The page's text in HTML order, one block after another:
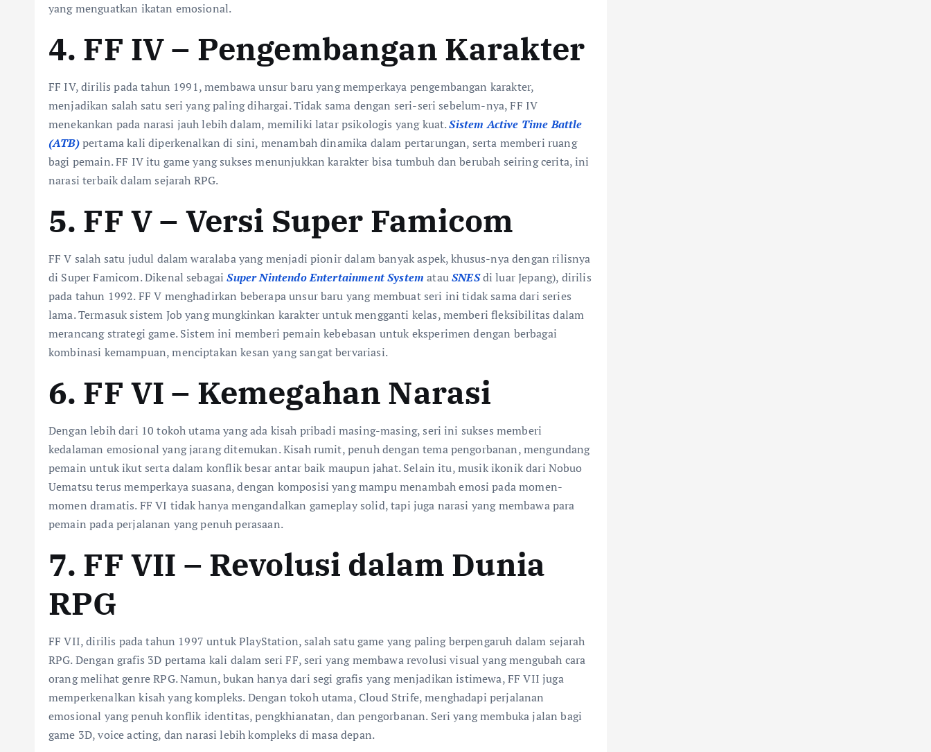
yang menguatkan ikatan emosional.
4. FF IV – Pengembangan Karakter
FF IV, dirilis pada tahun 1991, membawa unsur baru yang memperkaya pengembangan karakter,
menjadikan salah satu seri yang paling dihargai. Tidak sama dengan seri-seri sebelum-nya, FF IV
menekankan pada narasi jauh lebih dalam, memiliki latar psikologis yang kuat.Sistem Active Time Battle
(ATB)pertama kali diperkenalkan di sini, menambah dinamika dalam pertarungan, serta memberi ruang
bagi pemain. FF IV itu game yang sukses menunjukkan karakter bisa tumbuh dan berubah seiring cerita, ini
narasi terbaik dalam sejarah RPG.
5. FF V – Versi Super Famicom
FF V salah satu judul dalam waralaba yang menjadi pionir dalam banyak aspek, khusus-nya dengan rilisnya
di Super Famicom. Dikenal sebagaiSuper Nintendo Entertainment System atauSNESdi luar Jepang), dirilis
pada tahun 1992. FF V menghadirkan beberapa unsur baru yang membuat seri ini tidak sama dari series
lama. Termasuk sistem Job yang mungkinkan karakter untuk mengganti kelas, memberi fleksibilitas dalam
merancang strategi game. Sistem ini memberi pemain kebebasan untuk eksperimen dengan berbagai
kombinasi kemampuan, menciptakan kesan yang sangat bervariasi.
6. FF VI – Kemegahan Narasi
Dengan lebih dari 10 tokoh utama yang ada kisah pribadi masing-masing, seri ini sukses memberi
kedalaman emosional yang jarang ditemukan. Kisah rumit, penuh dengan tema pengorbanan, mengundang
pemain untuk ikut serta dalam konflik besar antar baik maupun jahat. Selain itu, musik ikonik dari Nobuo
Uematsu terus memperkaya suasana, dengan komposisi yang mampu menambah emosi pada momen-
momen dramatis. FF VI tidak hanya mengandalkan gameplay solid, tapi juga narasi yang membawa para
pemain pada perjalanan yang penuh perasaan.
7. FF VII – Revolusi dalam Dunia
RPG
FF VII, dirilis pada tahun 1997 untuk PlayStation, salah satu game yang paling berpengaruh dalam sejarah
RPG. Dengan grafis 3D pertama kali dalam seri FF, seri yang membawa revolusi visual yang mengubah cara
orang melihat genre RPG. Namun, bukan hanya dari segi grafis yang menjadikan istimewa, FF VII juga
memperkenalkan kisah yang kompleks. Dengan tokoh utama, Cloud Strife, menghadapi perjalanan
emosional yang penuh konflik identitas, pengkhianatan, dan pengorbanan. Seri yang membuka jalan bagi
game 3D, voice acting, dan narasi lebih kompleks di masa depan.